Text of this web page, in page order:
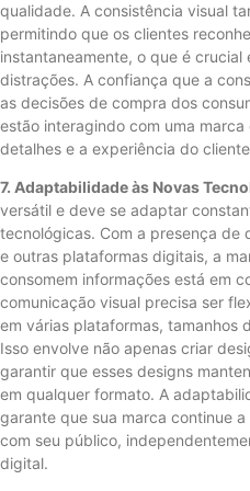
qualidade. A consistência visual
permitindo que os clientes
instantaneamente, o que é crucial
distrações. A confiança que a
as decisões de compra dos
estão interagindo com uma
detalhes e a experiência do
7. Adaptabilidade às Novas
versátil e deve se adaptar
tecnológicas. Com a presença de
e outras plataformas digitais, a
consomem informações está em
comunicação visual precisa ser
em várias plataformas, tamanhos
Isso envolve não apenas criar
garantir que esses designs
em qualquer formato. A
garante que sua marca continue
com seu público,
digital.